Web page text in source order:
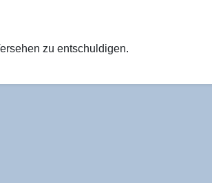
zu entschuldigen.